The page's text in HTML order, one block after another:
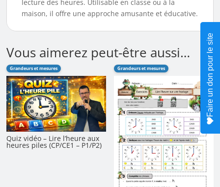
lecture des heures. Utilisable en classe ou à la
maison, il offre une approche amusante et éducative.
Vous aimerez peut-être aussi…
Grandeurs et mesures
Quiz vidéo – Lire l’heure aux
heures piles (CP/CE1 – P1/P2)
Grandeurs et mesures Faire un don pour le site